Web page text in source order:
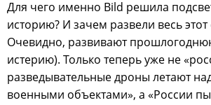
Для чего именно Bild решила
историю? И зачем развели весь
Очевидно, развивают
истерию). Только теперь уже не
разведывательные дроны летают
военными объектами», а «России